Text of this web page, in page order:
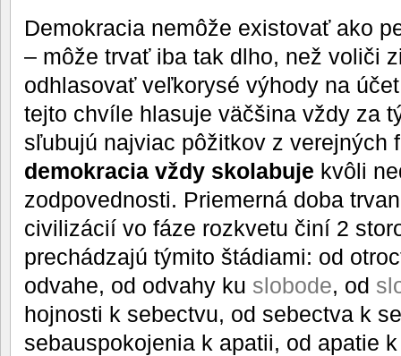
Demokracia nemôže existovať ako
– môže trvať iba tak dlho, než voliči
odhlasovať veľkorysé výhody na
tejto chvíle hlasuje väčšina vždy za
sľubujú najviac pôžitkov z verejných
demokracia vždy skolabuje kvôli
zodpovednosti. Priemerná doba
civilizácií vo fáze rozkvetu činí 2
prechádzajú týmito štádiami: od
odvahe, od odvahy ku slobode, od
hojnosti k sebectvu, od sebectva k
sebauspokojenia k apatii, od apatie